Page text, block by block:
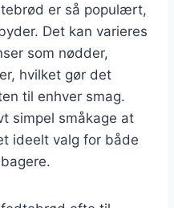
er så populært,
Det kan varieres
som nødder,
hvilket gør det
til enhver smag.
simpel småkage at
ideelt valg for både